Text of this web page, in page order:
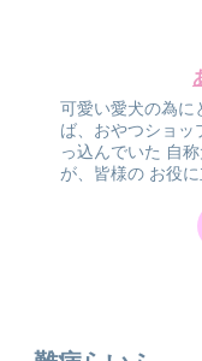
可愛い愛犬の為に
ば、おやつショッ
っ込んでいた 自
が、皆様の お役